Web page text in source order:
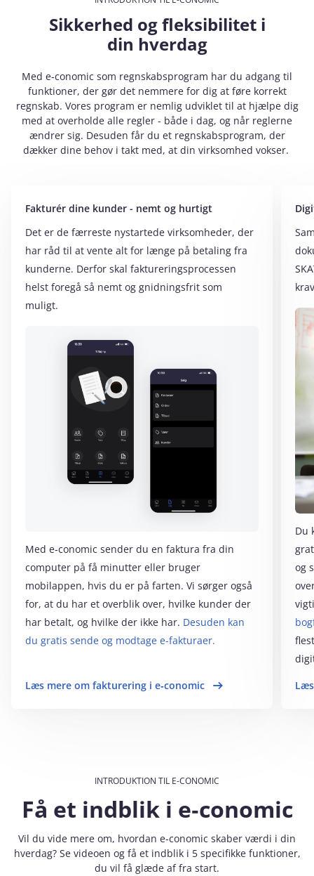
Sikkerhed og fleksibilitet i
din hverdag
Med e‑conomic som regnskabsprogram har du adgang til
funktioner, der gør det nemmere for dig at føre korrekt
regnskab. Vores program er nemlig udviklet til at hjælpe dig
med at overholde alle regler - både i dag, og når reglerne
ændrer sig. Desuden får du et regnskabsprogram, der
dækker dine behov i takt med, at din virksomhed vokser.
Fakturér dine kunder - nemt og hurtigt
Det er de færreste nystartede virksomheder, der
har råd til at vente alt for længe på betaling fra
kunderne. Derfor skal faktureringsprocessen
helst foregå så nemt og gnidningsfrit som
muligt.
Med e‑conomic sender du en faktura fra din
computer på få minutter eller bruger
mobilappen, hvis du er på farten. Vi sørger også
for, at du har et overblik over, hvilke kunder der
har betalt, og hvilke der ikke har. Desuden kan
du gratis sende og modtage e-fakturaer.
Læs mere om fakturering i e‑conomic
Du
og
INTRODUKTION TIL E-CONOMIC
Få et indblik i e‑conomic
Vil du vide mere om, hvordan e‑conomic skaber værdi i din
hverdag? Se videoen og få et indblik i 5 specifikke funktioner,
du vil få glæde af fra start.